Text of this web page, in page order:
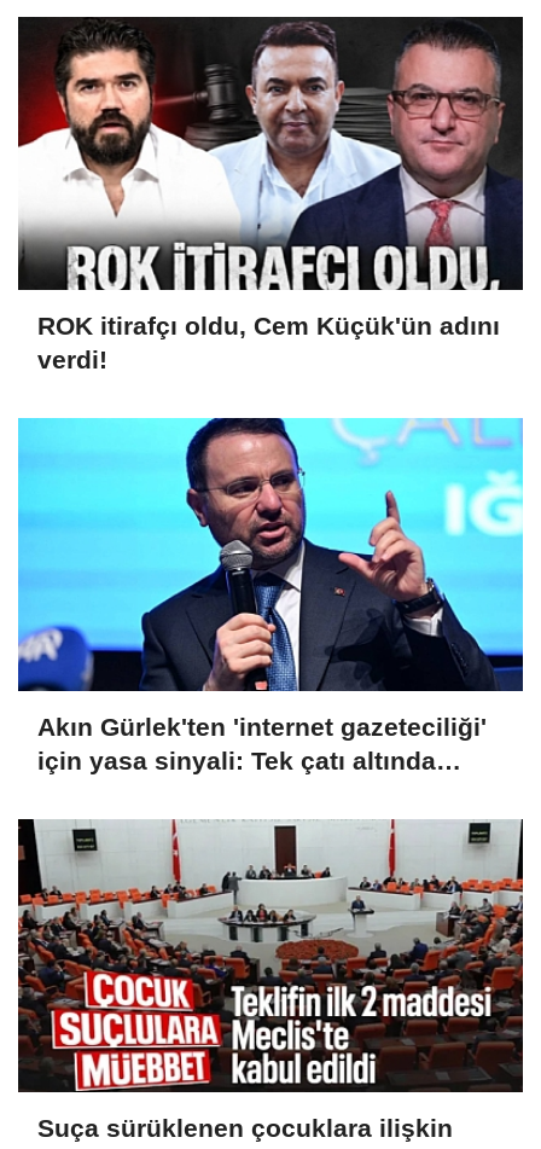
ROK itirafçı oldu, Cem Küçük'ün adını
verdi!
Akın Gürlek'ten 'internet gazeteciliği'
için yasa sinyali: Tek çatı altında
Suça sürüklenen çocuklara ilişkin